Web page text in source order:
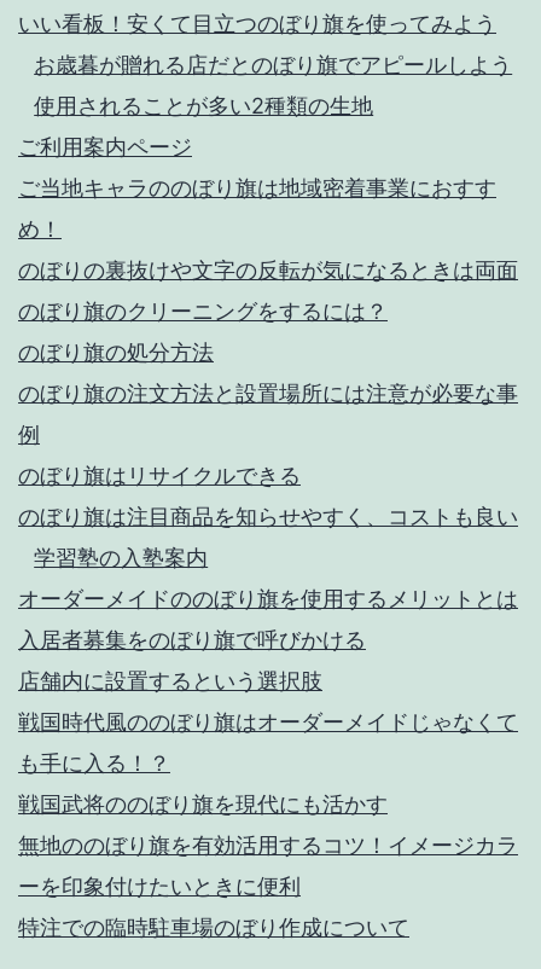
いい看板！安くて目立つのぼり旗を使ってみよう
お歳暮が贈れる店だとのぼり旗でアピールしよう
使用されることが多い2種類の生地
ご利用案内ページ
ご当地キャラののぼり旗は地域密着事業におすす
め！
のぼりの裏抜けや文字の反転が気になるときは両面
のぼり旗のクリーニングをするには？
のぼり旗の処分方法
のぼり旗の注文方法と設置場所には注意が必要な事
例
のぼり旗はリサイクルできる
のぼり旗は注目商品を知らせやすく、コストも良い
学習塾の入塾案内
オーダーメイドののぼり旗を使用するメリットとは
入居者募集をのぼり旗で呼びかける
店舗内に設置するという選択肢
戦国時代風ののぼり旗はオーダーメイドじゃなくて
も手に入る！？
戦国武将ののぼり旗を現代にも活かす
無地ののぼり旗を有効活用するコツ！イメージカラ
ーを印象付けたいときに便利
特注での臨時駐車場のぼり作成について